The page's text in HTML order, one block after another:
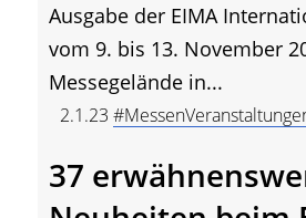
Ausgabe der EIMA
vom 9. bis 13. November
Messegelände in...
2.1.23
37